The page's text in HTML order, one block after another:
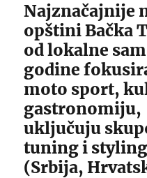
Najznačajnije
opštini Bačka
od lokalne
godine
moto sport,
gastronomiju,
uključuju
tuning i
(Srbija,